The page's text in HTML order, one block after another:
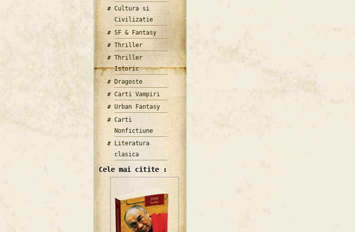
Cultura si
Civilizatie
SF & Fantasy
Thriller
Thriller
Istoric
Dragoste
Carti Vampiri
Urban Fantasy
Carti
Nonfictiune
Literatura
clasica
Cele mai citite :